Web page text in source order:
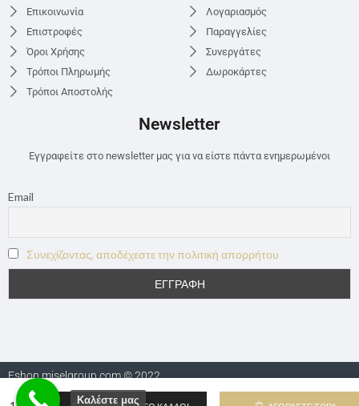
Επικοινωνία
Επιστροφές
Όροι Χρήσης
Τρόποι Πληρωμής
Τρόποι Αποστολής
Λογαριασμός
Παραγγελίες
Συνεργάτες
Δωροκάρτες
Newsletter
Εγγραφείτε στο newsletter μας για να είστε πάντα ενημερωμένοι
Email
Συνεχίζοντας, αποδέχεστε την πολιτική απορρήτου
Eshop.miselgroup.com © 2022
Καλέστε μας